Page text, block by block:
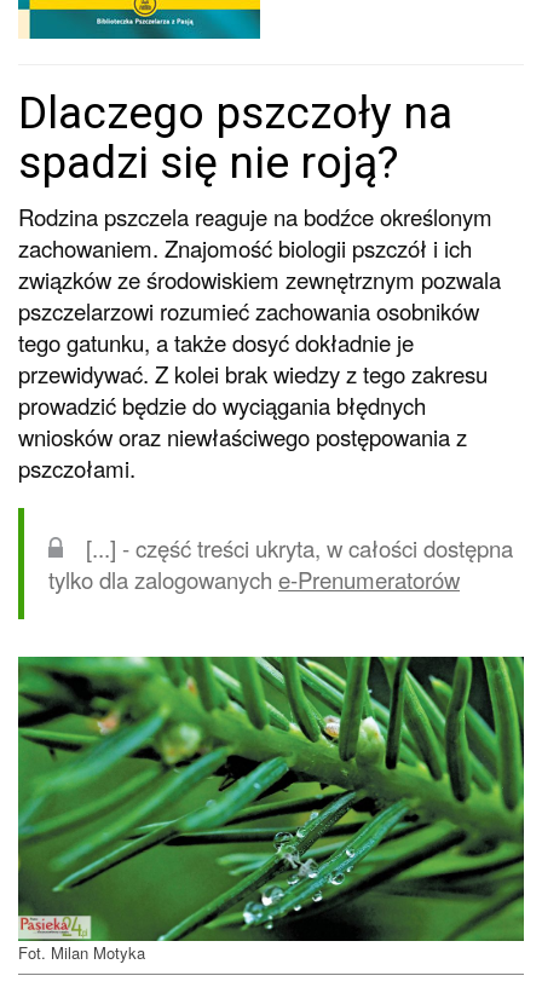
Dlaczego pszczoły na
spadzi się nie roją?
Rodzina pszczela reaguje na bodźce określonym
zachowaniem. Znajomość biologii pszczół i ich
związków ze środowiskiem zewnętrznym pozwala
pszczelarzowi rozumieć zachowania osobników
tego gatunku, a także dosyć dokładnie je
przewidywać. Z kolei brak wiedzy z tego zakresu
prowadzić będzie do wyciągania błędnych
wniosków oraz niewłaściwego postępowania z
pszczołami.
[...] - część treści ukryta, w całości dostępna
tylko dla zalogowanych e-Prenumeratorów
Fot. Milan Motyka